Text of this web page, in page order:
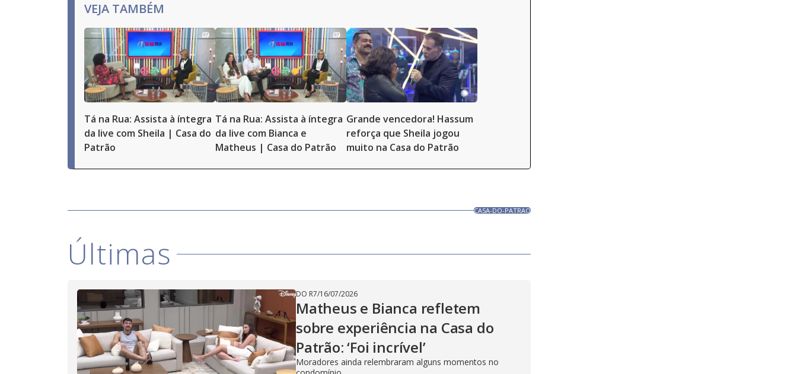
VEJA TAMBÉM
Tá na Rua: Assista à íntegra
da live com Sheila | Casa do
Patrão
Tá na Rua: Assista à íntegra
da live com Bianca e
Matheus | Casa do Patrão
Grande vencedora! Hassum
reforça que Sheila jogou
muito na Casa do Patrão
CASA-DO-PATRAO
Últimas
DO R7/16/07/2026
Matheus e Bianca refletem
sobre experiência na Casa do
Patrão: ‘Foi incrível’
Moradores ainda relembraram alguns momentos no